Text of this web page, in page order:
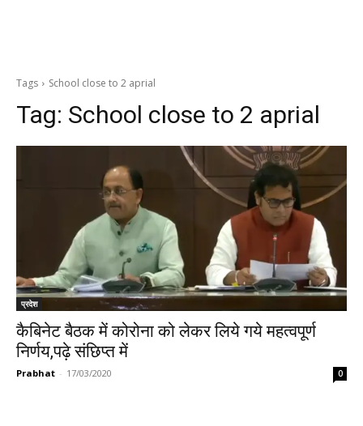
Tags School close to 2 aprial
Tag: School close to 2 aprial
प्रदेश
कैबिनेट बैठक में कोरोना को लेकर लिये गये महत्वपूर्ण
निर्णय,पढ़े संछिप्त में
Prabhat - 17/03/2020 0